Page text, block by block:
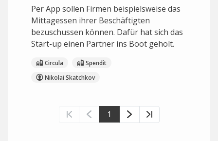
Per App sollen Firmen beispielsweise das
Mittagessen ihrer Beschäftigten
bezuschussen können. Dafür hat sich das
Start-up einen Partner ins Boot geholt.
Circula
Spendit
Nikolai Skatchkov
1